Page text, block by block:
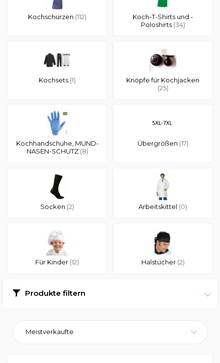
Kochschürzen (112)
Koch-T-Shirts und -
Poloshirts (34)
Kochsets (1)
Knöpfe für Kochjacken
(25)
Kochhandschuhe, MUND-
NASEN-SCHUTZ (8)
Übergrößen (17)
Socken (2) Arbeitskittel (0)
Für Kinder (12) Halstücher (2)
Produkte filtern
Meistverkaufte